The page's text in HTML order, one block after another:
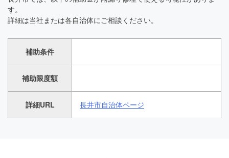
す。
詳細は当社または各自治体にご相談ください。
補助条件
補助限度額
詳細URL 長井市自治体ページ